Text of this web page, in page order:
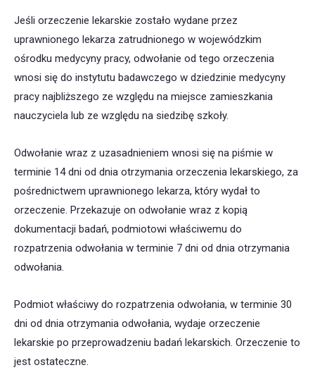
Jeśli orzeczenie lekarskie zostało wydane przez
uprawnionego lekarza zatrudnionego w wojewódzkim
ośrodku medycyny pracy, odwołanie od tego orzeczenia
wnosi się do instytutu badawczego w dziedzinie medycyny
pracy najbliższego ze względu na miejsce zamieszkania
nauczyciela lub ze względu na siedzibę szkoły.
Odwołanie wraz z uzasadnieniem wnosi się na piśmie w
terminie 14 dni od dnia otrzymania orzeczenia lekarskiego, za
pośrednictwem uprawnionego lekarza, który wydał to
orzeczenie. Przekazuje on odwołanie wraz z kopią
dokumentacji badań, podmiotowi właściwemu do
rozpatrzenia odwołania w terminie 7 dni od dnia otrzymania
odwołania.
Podmiot właściwy do rozpatrzenia odwołania, w terminie 30
dni od dnia otrzymania odwołania, wydaje orzeczenie
lekarskie po przeprowadzeniu badań lekarskich. Orzeczenie to
jest ostateczne.